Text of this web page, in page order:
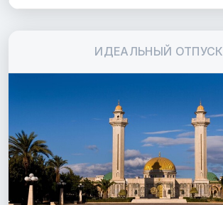
ИДЕАЛЬНЫЙ ОТПУСК